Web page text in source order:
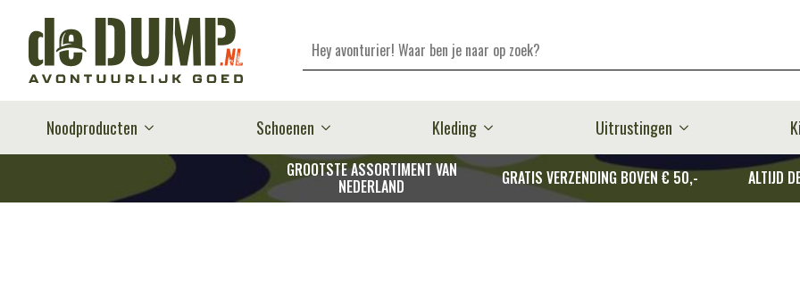
Zoeken
Noodproducten Schoenen Kleding Uitrustingen
GROOTSTE ASSORTIMENT VAN
NEDERLAND GRATIS VERZENDING BOVEN € 50,- ALTIJD